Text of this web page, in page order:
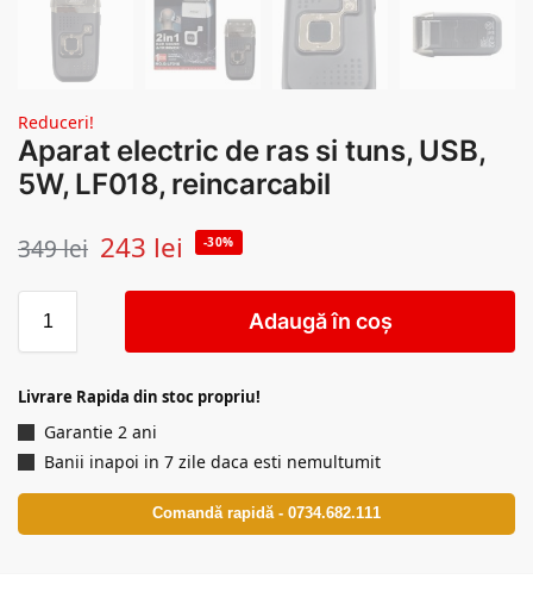
Reduceri!
Aparat electric de ras si tuns, USB,
5W, LF018, reincarcabil
349lei 243 lei -30%
Adaugă în coș
Livrare Rapida din stoc propriu!
Garantie 2 ani
Banii inapoi in 7 zile daca esti nemultumit
Comandă rapidă - 0734.682.111